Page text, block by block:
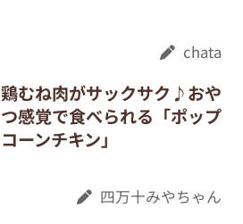
chata
鶏むね肉がサックサク♪おや
つ感覚で食べられる「ポップ
コーンチキン」
四万十みやちゃん